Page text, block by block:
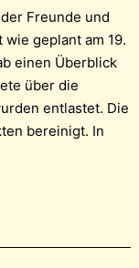
Freunde und
geplant am 19.
einen Überblick
über die
entlastet. Die
bereinigt. In